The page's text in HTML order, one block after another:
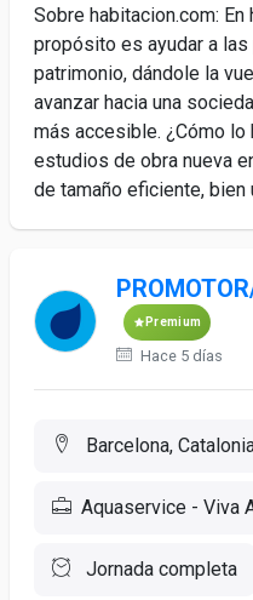
Sobre habitacion.com:
propósito es ayudar a
patrimonio, dándole la
avanzar hacia una
más accesible. ¿Cómo
estudios de obra nueva
de tamaño eficiente, bien
Premium
Hace 5 días
Barcelona,
Aquaservice - Viva
Jornada completa